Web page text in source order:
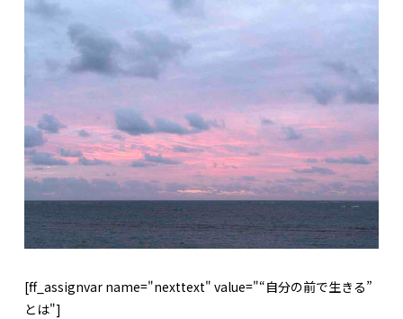
[ff_assignvar name="nexttext" value="“自分の前で生きる”
とは"]